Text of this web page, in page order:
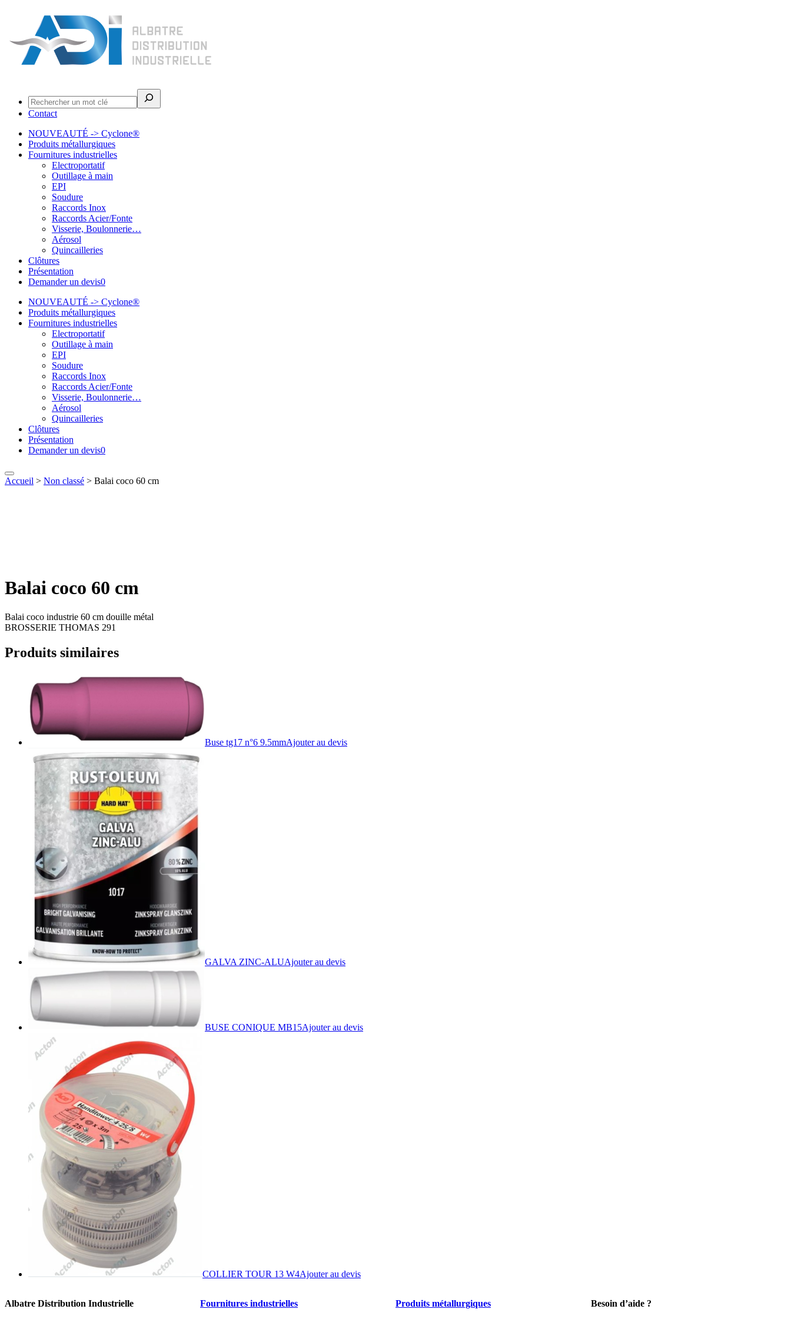
Contact
NOUVEAUTÉ -> Cyclone®
Produits métallurgiques
Fournitures industrielles
Electroportatif
Outillage à main
EPI
Soudure
Raccords Inox
Raccords Acier/Fonte
Visserie, Boulonnerie…
Aérosol
Quincailleries
Clôtures
Présentation
Demander un devis0
NOUVEAUTÉ -> Cyclone®
Produits métallurgiques
Fournitures industrielles
Electroportatif
Outillage à main
EPI
Soudure
Raccords Inox
Raccords Acier/Fonte
Visserie, Boulonnerie…
Aérosol
Quincailleries
Clôtures
Présentation
Demander un devis0
Accueil > Non classé > Balai coco 60 cm
Balai coco 60 cm
Balai coco industrie 60 cm douille métal
BROSSERIE THOMAS 291
Produits similaires
Buse tg17 n°6 9.5mmAjouter au devis
GALVA ZINC-ALUAjouter au devis
BUSE CONIQUE MB15Ajouter au devis
COLLIER TOUR 13 W4Ajouter au devis
Albatre Distribution Industrielle
Fournitures industrielles
Produits métallurgiques
Besoin d’aide ?